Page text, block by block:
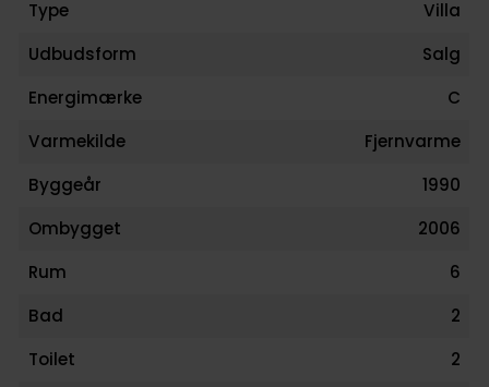
Type
Villa
Udbudsform
Salg
Energimærke
C
Varmekilde
Fjernvarme
Byggeår
1990
Ombygget
2006
Rum
6
Bad
2
Toilet
2